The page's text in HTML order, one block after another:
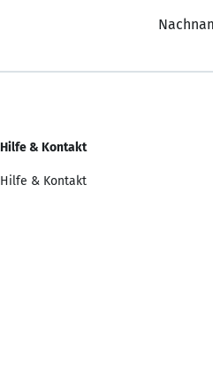
Hilfe & Kontakt
Hilfe & Kontakt